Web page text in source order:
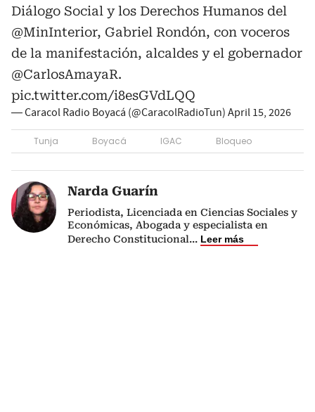
Diálogo Social y los Derechos Humanos del
@MinInterior, Gabriel Rondón, con voceros
de la manifestación, alcaldes y el gobernador
@CarlosAmayaR.
pic.twitter.com/i8esGVdLQQ
— Caracol Radio Boyacá (@CaracolRadioTun) April 15, 2026
Tunja Boyacá IGAC Bloqueo
Narda Guarín
Periodista, Licenciada en Ciencias Sociales y
Económicas, Abogada y especialista en
Derecho Constitucional... Leer más